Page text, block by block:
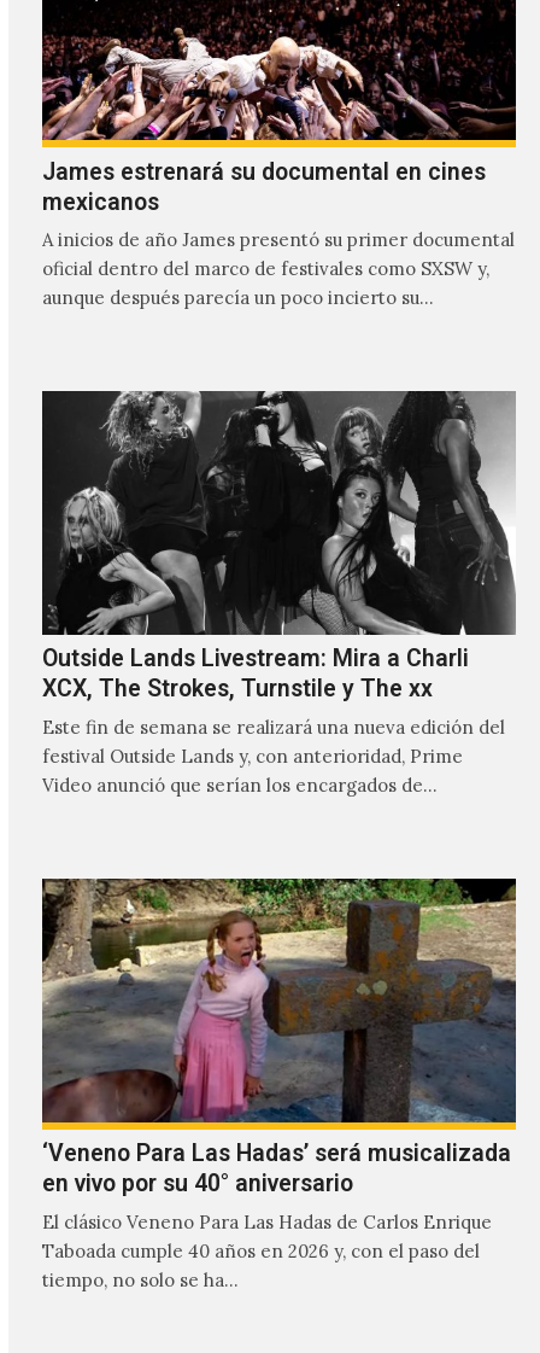
James estrenará su documental en cines
mexicanos
A inicios de año James presentó su primer documental
oficial dentro del marco de festivales como SXSW y,
aunque después parecía un poco incierto su…
Outside Lands Livestream: Mira a Charli
XCX, The Strokes, Turnstile y The xx
Este fin de semana se realizará una nueva edición del
festival Outside Lands y, con anterioridad, Prime
Video anunció que serían los encargados de
‘Veneno Para Las Hadas’ será musicalizada
en vivo por su 40° aniversario
El clásico Veneno Para Las Hadas de Carlos Enrique
Taboada cumple 40 años en 2026 y, con el paso del
tiempo, no solo se ha…